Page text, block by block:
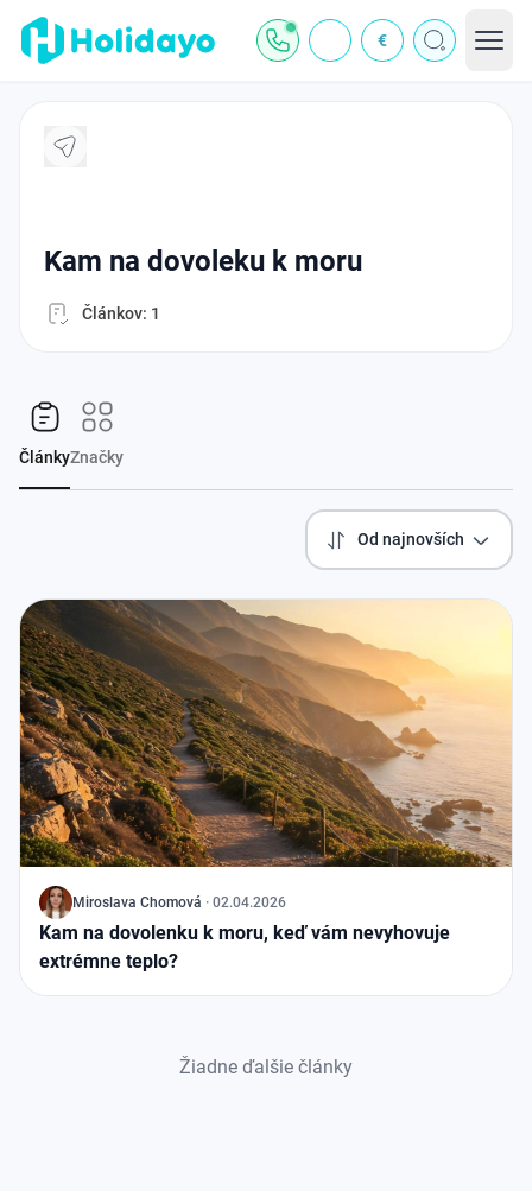
€
kam na dovoleku k moru
Článkov: 1
ČlánkyZnačky
Od najnovších
J Miroslava Chomová · 02.04.2026
Kam na dovolenku k moru, keď vám nevyhovuje
extrémne teplo?
Žiadne ďalšie články